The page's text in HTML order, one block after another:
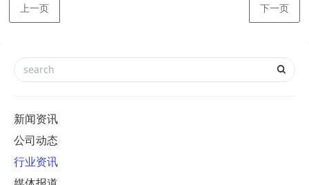
上一页 下一页
新闻资讯
公司动态
行业资讯